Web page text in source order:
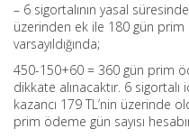
– 6 sigortalının yasal
üzerinden ek ile 180 gün prim
varsayıldığında;
450-150+60 = 360 gün prim
dikkate alınacaktır. 6
kazancı 179 TL’nin üzerinde
prim ödeme gün sayısı